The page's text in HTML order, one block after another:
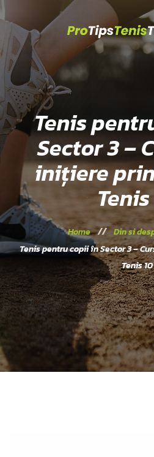
Tenis
Sector 3 –
inițiere
Home
Din si
Tenis pentru copii în Sector 3 –
Tenis 10